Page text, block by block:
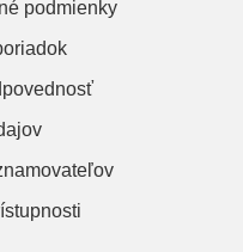
podmienky